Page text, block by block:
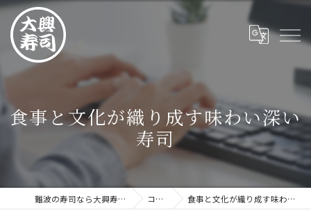
食事と文化が織り成す味わい深い
寿司
難波の寿司なら大興寿司 難波店 コラム 食事と文化が織り成す味わい深い寿司